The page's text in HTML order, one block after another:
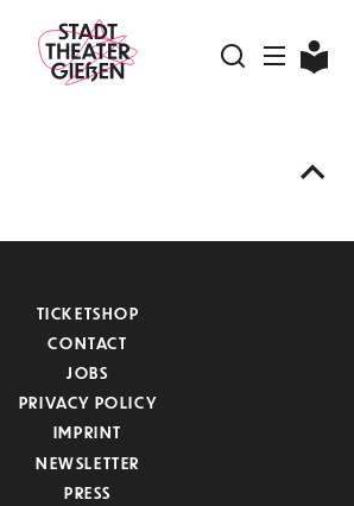
TICKETSHOP
CONTACT
JOBS
PRIVACY POLICY
IMPRINT
NEWSLETTER
PRESS